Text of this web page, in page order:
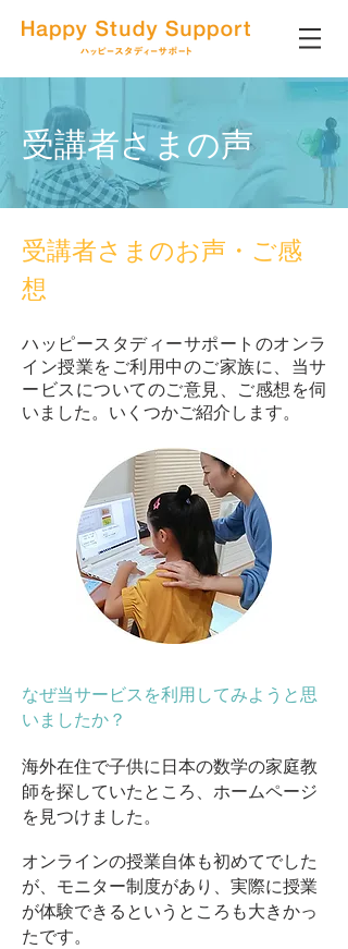
受講者さまの声
受講者さまのお声・ご感
想
ハッピースタディーサポートのオンラ
イン授業をご利用中のご家族に、当サ
ービスについてのご意見、ご感想を伺
いました。いくつかご紹介します。
なぜ当サービスを利用してみようと思
いましたか？
海外在住で子供に日本の数学の家庭教
師を探していたところ、ホームページ
を見つけました。
オンラインの授業自体も初めてでした
が、モニター制度があり、実際に授業
が体験できるというところも大きかっ
たです。